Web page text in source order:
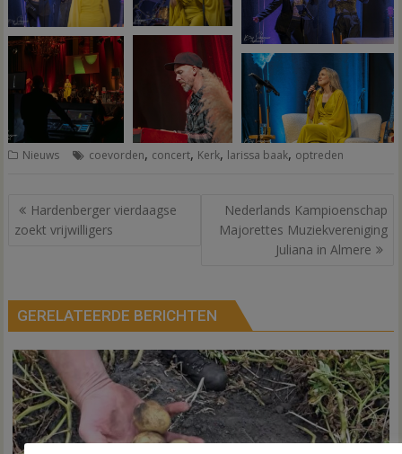
Nieuws coevorden, concert, Kerk, larissa baak, optreden
Bericht
navigatie
Hardenberger vierdaagse
zoekt vrijwilligers
Nederlands Kampioenschap
Majorettes Muziekvereniging
Juliana in Almere
GERELATEERDE BERICHTEN